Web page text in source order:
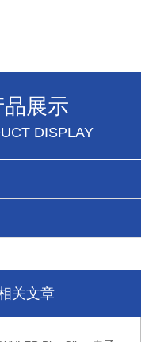
品展示
DISPLAY
关文章